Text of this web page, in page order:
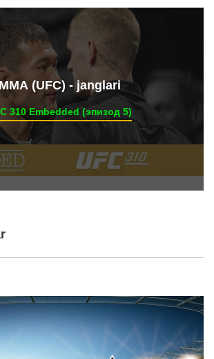
ММА (UFC) - janglari
310 Embedded (эпизод 5)